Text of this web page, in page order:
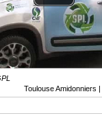
Toulouse Amidonniers |